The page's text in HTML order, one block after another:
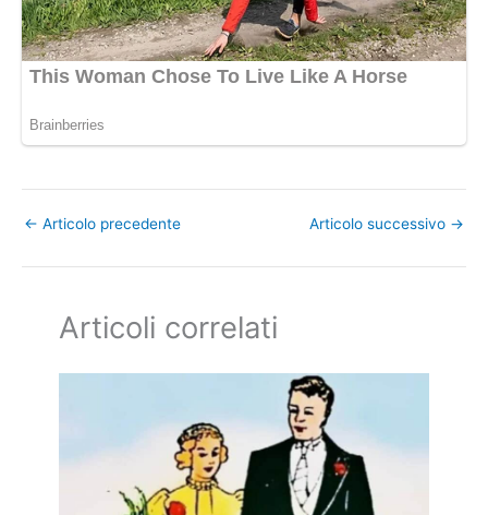
← Articolo precedente Articolo successivo →
Articoli correlati